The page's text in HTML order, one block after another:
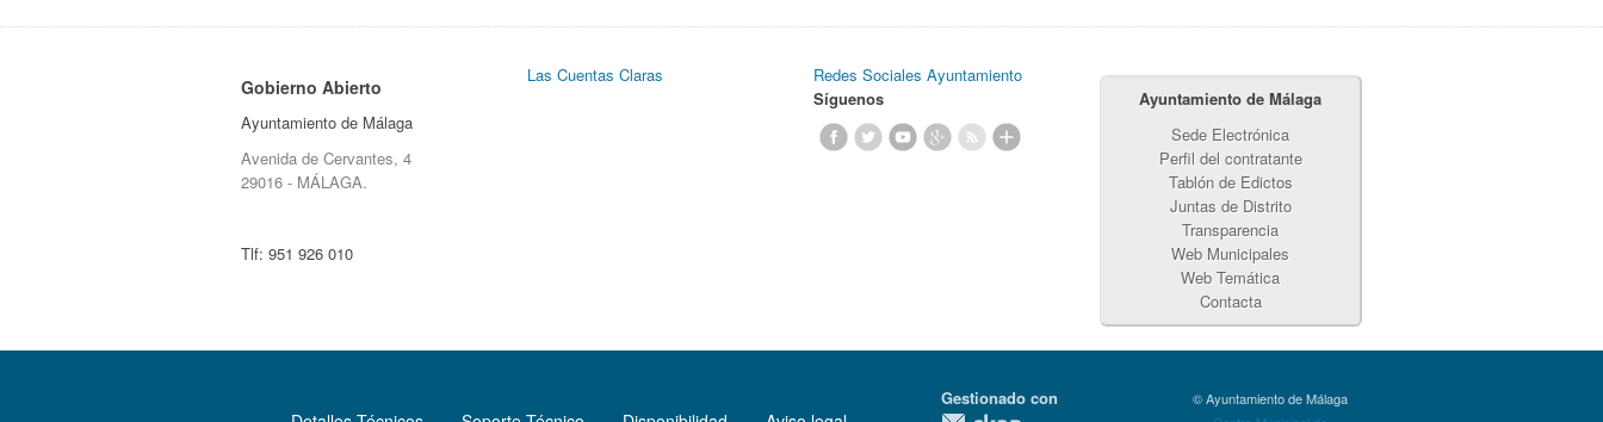
Gobierno Abierto
Ayuntamiento de Málaga
Avenida de Cervantes, 4
29016 - MÁLAGA.
Tlf: 951 926 010
Las Cuentas Claras
Redes Sociales Ayuntamiento
Síguenos
Ayuntamiento de Málaga
Sede Electrónica
Perfil del contratante
Tablón de Edictos
Juntas de Distrito
Transparencia
Web Municipales
Web Temática
Contacta
Gestionado con
© Ayuntamiento de Málaga